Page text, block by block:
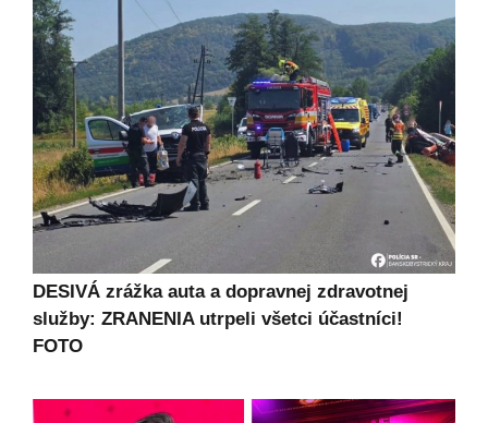
DESIVÁ zrážka auta a dopravnej zdravotnej
služby: ZRANENIA utrpeli všetci účastníci!
FOTO